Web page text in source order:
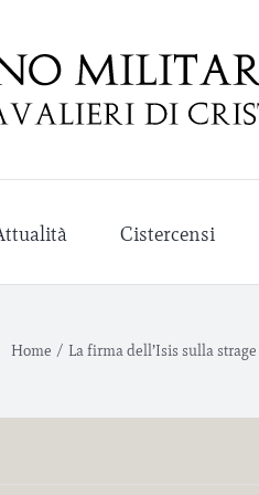
Cistercensi
Home / La firma dell’Isis sulla